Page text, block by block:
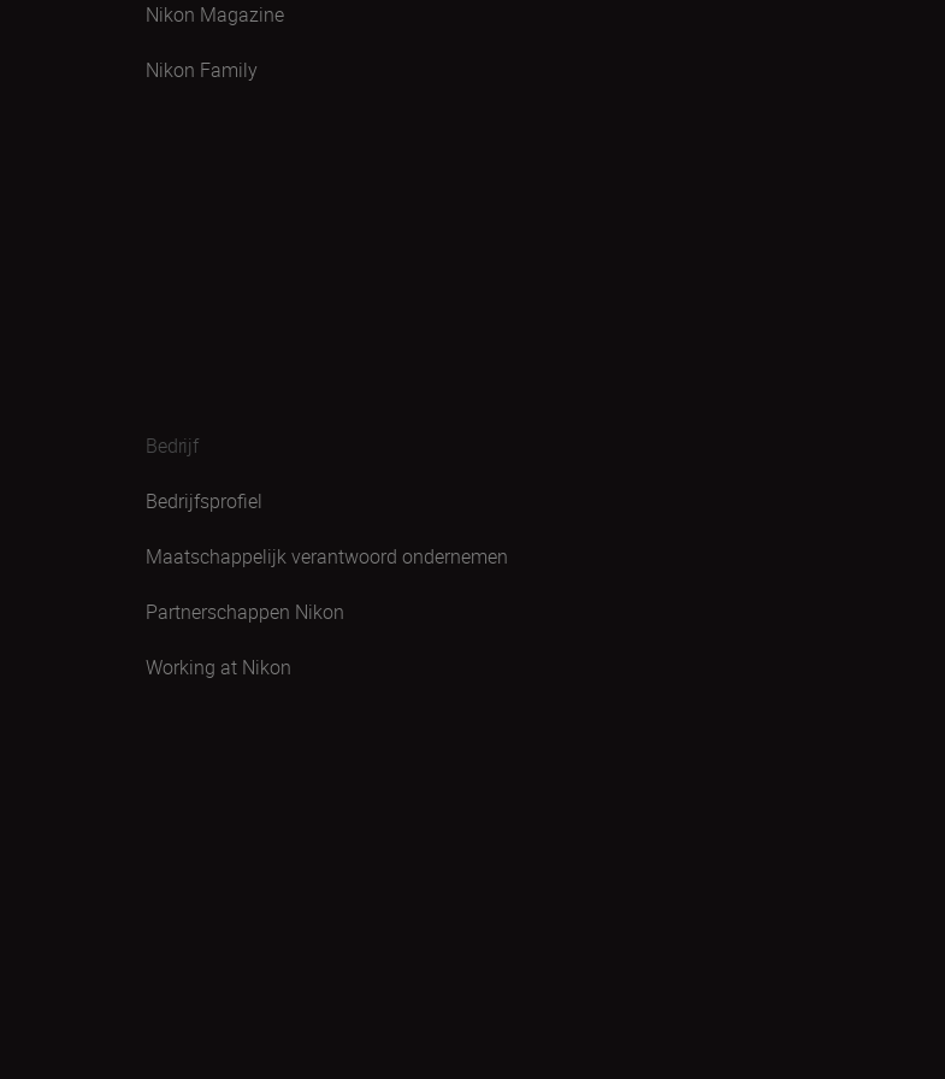
Nikon Magazine
Nikon Family
Bedrijf
Bedrijfsprofiel
Maatschappelijk verantwoord ondernemen
Partnerschappen Nikon
Working at Nikon